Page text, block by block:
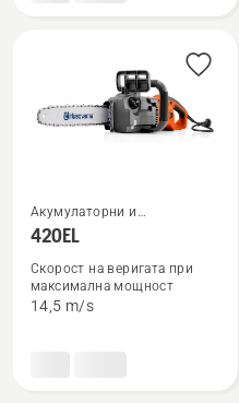
Вижте
повече
подробности
за
Акумулаторни и
електрически верижни
триони
420EL
Скорост на веригата при
максимална мощност
14,5 m/s